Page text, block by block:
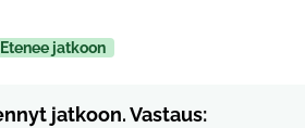
Etenee jatkoon
jatkoon. Vastaus: